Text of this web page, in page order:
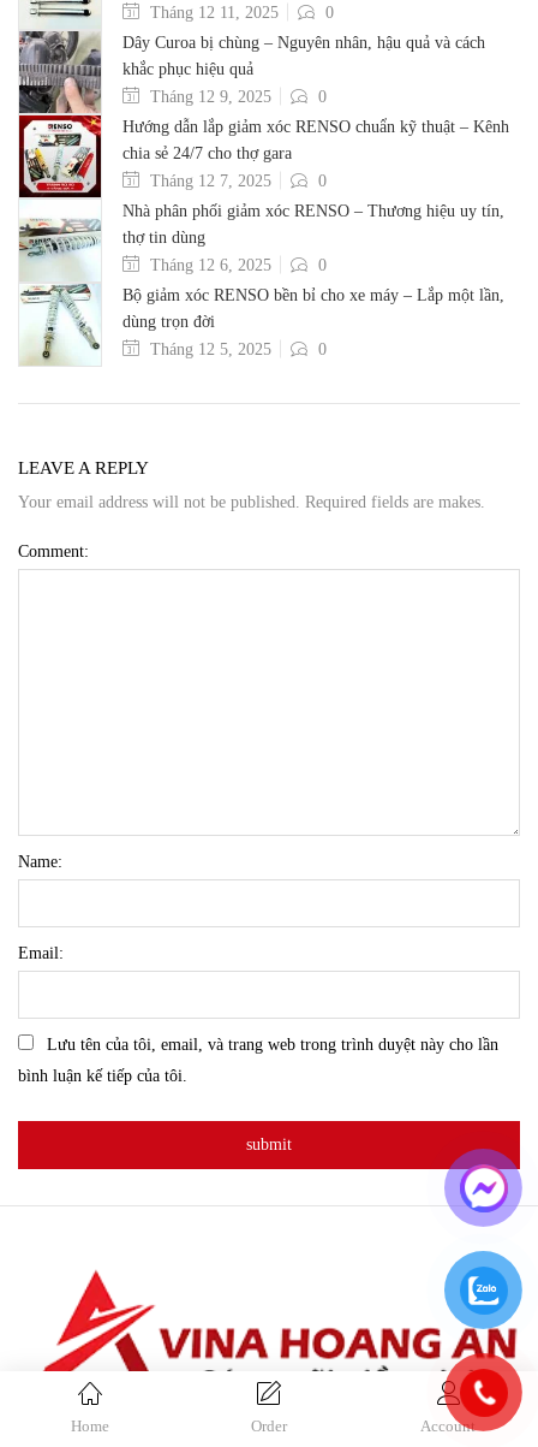
Home Order Account
Tháng 12 11, 2025
0
Dây Curoa bị chùng – Nguyên nhân, hậu quả và cách
khắc phục hiệu quả
Tháng 12 9, 2025
0
Hướng dẫn lắp giảm xóc RENSO chuẩn kỹ thuật – Kênh
chia sẻ 24/7 cho thợ gara
Tháng 12 7, 2025
0
Nhà phân phối giảm xóc RENSO – Thương hiệu uy tín,
thợ tin dùng
Tháng 12 6, 2025
0
Bộ giảm xóc RENSO bền bỉ cho xe máy – Lắp một lần,
dùng trọn đời
Tháng 12 5, 2025
0
LEAVE A REPLY
Your email address will not be published. Required fields are makes.
Comment:
Name:
Email:
Lưu tên của tôi, email, và trang web trong trình duyệt này cho lần
bình luận kế tiếp của tôi.